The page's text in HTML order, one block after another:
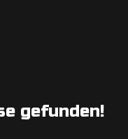
gefunden!